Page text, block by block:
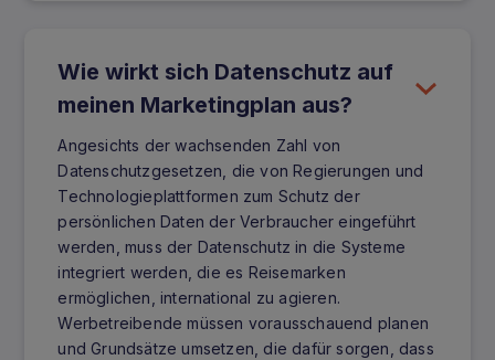
Wie wirkt sich Datenschutz auf
meinen Marketingplan aus?
Angesichts der wachsenden Zahl von
Datenschutzgesetzen, die von Regierungen und
Technologieplattformen zum Schutz der
persönlichen Daten der Verbraucher eingeführt
werden, muss der Datenschutz in die Systeme
integriert werden, die es Reisemarken
ermöglichen, international zu agieren.
Werbetreibende müssen vorausschauend planen
und Grundsätze umsetzen, die dafür sorgen, dass